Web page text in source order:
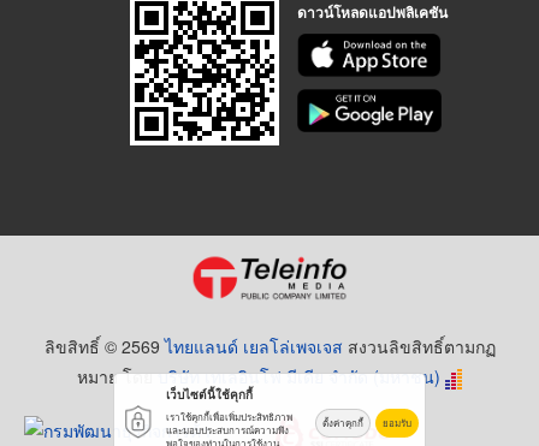
ดาวน์โหลดแอปพลิเคชัน
ลิขสิทธิ์ © 2569ไทยแลนด์ เยลโล่เพจเจส สงวนลิขสิทธิ์ตามกฏ
หมาย โดยบริษัท เทเลอินโฟ มีเดีย จำกัด (มหาชน)
เว็บไซต์นี้ใช้คุกกี้
เราใช้คุกกี้เพื่อเพิ่มประสิทธิภาพ
และมอบประสบการณ์ความพึง
พอใจของท่านในการใช้งาน
ตั้งค่าคุกกี้ ยอมรับ